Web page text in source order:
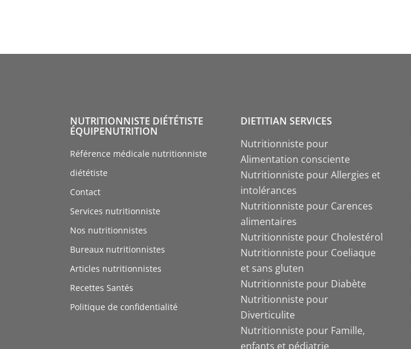
NUTRITIONNISTE DIÉTÉTISTE
ÉQUIPENUTRITION
Référence médicale nutritionniste
diététiste
Contact
Services nutritionniste
Nos nutritionnistes
Bureaux nutritionnistes
Articles nutritionnistes
Recettes Santés
Politique de confidentialité
DIETITIAN SERVICES
Nutritionniste pour
Alimentation consciente
Nutritionniste pour Allergies et
intolérances
Nutritionniste pour Carences
alimentaires
Nutritionniste pour Cholestérol
Nutritionniste pour Coeliaque
et sans gluten
Nutritionniste pour Diabète
Nutritionniste pour
Diverticulite
Nutritionniste pour Famille,
enfants et pédiatrie